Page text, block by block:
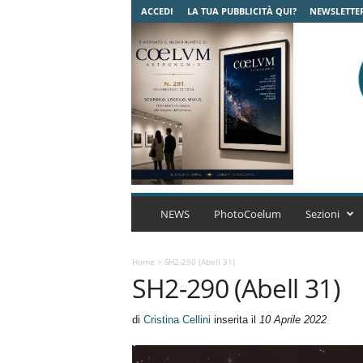
ACCEDI LA TUA PUBBLICITÀ QUI?
C
m
r
NEWS PhotoCoelum Sezioni
Home > SH2-290 (Abell 31)
SH2-290 (Abell 31)
di Cristina Cellini inserita il 10 Aprile 2022